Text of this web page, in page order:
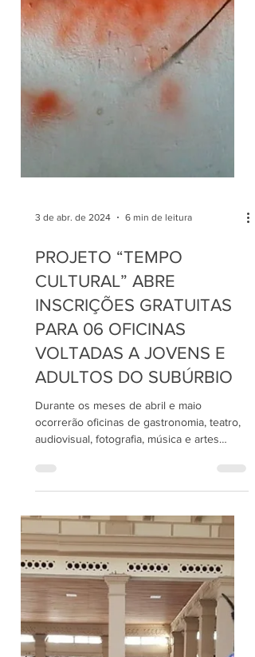
3 de abr. de 2024 6 min de leitura
PROJETO “TEMPO
CULTURAL” ABRE
INSCRIÇÕES GRATUITAS
PARA 06 OFICINAS
VOLTADAS A JOVENS E
ADULTOS DO SUBÚRBIO
ocorrerão oficinas de gastronomia, teatro,
visuais A cultura de...